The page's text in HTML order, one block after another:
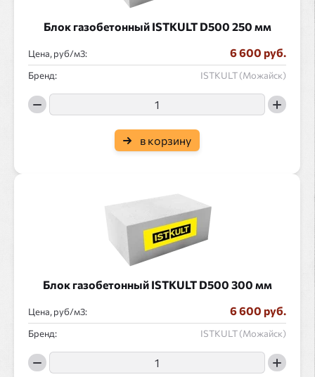
Блок газобетонный ISTKULT D500 250 мм
Цена, руб/ : 6 600 руб.
Бренд: ISTKULT (Можайск)
в корзину
Блок газобетонный ISTKULT D500 300 мм
Цена, руб/ : 6 600 руб.
Бренд: ISTKULT (Можайск)